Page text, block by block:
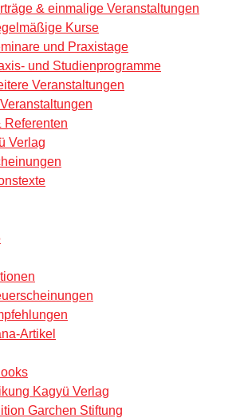
& einmalige Veranstaltungen
Kurse
und Praxistage
und Studienprogramme
Veranstaltungen
Referenten
Verlag
Artikel
Kagyü Verlag
Garchen Stiftung